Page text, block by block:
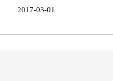
2017-03-01